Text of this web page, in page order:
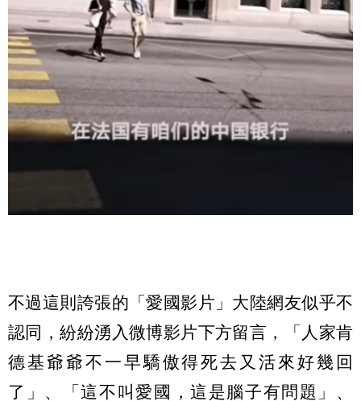
不過這則誇張的「愛國影片」大陸網友似乎不
認同，紛紛湧入微博影片下方留言，「人家肯
德基爺爺不一早驕傲得死去又活來好幾回
了」、「這不叫愛國，這是腦子有問題」、